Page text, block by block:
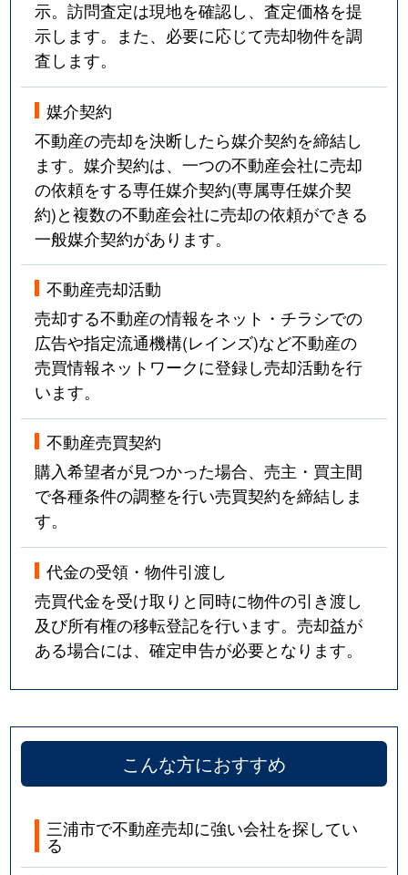
示。訪問査定は現地を確認し、査定価格を提
示します。また、必要に応じて売却物件を調
査します。
媒介契約
不動産の売却を決断したら媒介契約を締結し
ます。媒介契約は、一つの不動産会社に売却
の依頼をする専任媒介契約(専属専任媒介契
約)と複数の不動産会社に売却の依頼ができる
一般媒介契約があります。
不動産売却活動
売却する不動産の情報をネット・チラシでの
広告や指定流通機構(レインズ)など不動産の
売買情報ネットワークに登録し売却活動を行
います。
不動産売買契約
購入希望者が見つかった場合、売主・買主間
で各種条件の調整を行い売買契約を締結しま
す。
代金の受領・物件引渡し
売買代金を受け取りと同時に物件の引き渡し
及び所有権の移転登記を行います。売却益が
ある場合には、確定申告が必要となります。
こんな方におすすめ
三浦市で不動産売却に強い会社を探してい
る